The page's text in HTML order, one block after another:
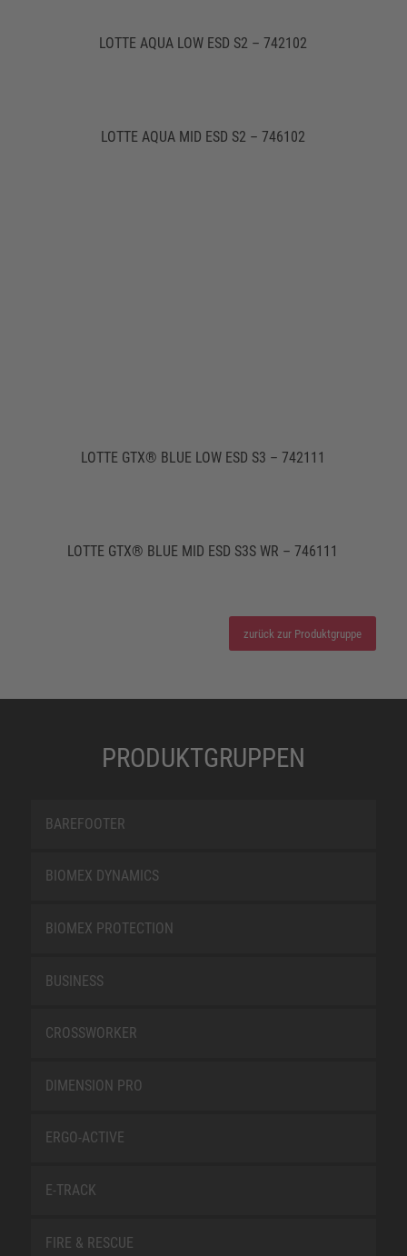
LOTTE AQUA LOW ESD S2 – 742102
LOTTE AQUA MID ESD S2 – 746102
LOTTE GTX® BLUE LOW ESD S3 – 742111
LOTTE GTX® BLUE MID ESD S3S WR – 746111
zurück zur Produktgruppe
PRODUKTGRUPPEN
BAREFOOTER
BIOMEX DYNAMICS
BIOMEX PROTECTION
BUSINESS
CROSSWORKER
DIMENSION PRO
ERGO-ACTIVE
E-TRACK
FIRE & RESCUE